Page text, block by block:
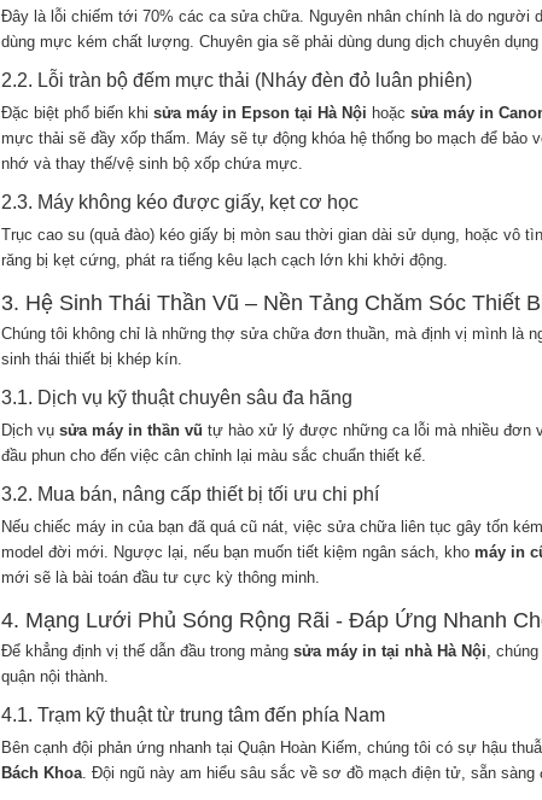
Đây là lỗi chiếm tới 70% các ca sửa chữa. Nguyên nhân chính là do người
dùng mực kém chất lượng. Chuyên gia sẽ phải dùng dung dịch chuyên
2.2. Lỗi tràn bộ đếm mực thải (Nháy đèn đỏ luân phiên)
Đặc biệt phổ biến khi sửa máy in Epson tại Hà Nội hoặc sửa máy in
mực thải sẽ đầy xốp thấm. Máy sẽ tự động khóa hệ thống bo mạch để bảo
nhớ và thay thế/vệ sinh bộ xốp chứa mực.
2.3. Máy không kéo được giấy, kẹt cơ học
Trục cao su (quả đào) kéo giấy bị mòn sau thời gian dài sử dụng, hoặc vô
răng bị kẹt cứng, phát ra tiếng kêu lạch cạch lớn khi khởi động.
3. Hệ Sinh Thái Thần Vũ – Nền Tảng Chăm Sóc Thiết
Chúng tôi không chỉ là những thợ sửa chữa đơn thuần, mà định vị mình là
sinh thái thiết bị khép kín.
3.1. Dịch vụ kỹ thuật chuyên sâu đa hãng
Dịch vụ sửa máy in thần vũ tự hào xử lý được những ca lỗi mà nhiều đơn
đầu phun cho đến việc cân chỉnh lại màu sắc chuẩn thiết kế.
3.2. Mua bán, nâng cấp thiết bị tối ưu chi phí
Nếu chiếc máy in của bạn đã quá cũ nát, việc sửa chữa liên tục gây tốn
model đời mới. Ngược lại, nếu bạn muốn tiết kiệm ngân sách, kho máy in
mới sẽ là bài toán đầu tư cực kỳ thông minh.
4. Mạng Lưới Phủ Sóng Rộng Rãi - Đáp Ứng Nhanh
Để khẳng định vị thế dẫn đầu trong mảng sửa máy in tại nhà Hà Nội,
quận nội thành.
4.1. Trạm kỹ thuật từ trung tâm đến phía Nam
Bên cạnh đội phản ứng nhanh tại Quận Hoàn Kiếm, chúng tôi có sự hậu
Bách Khoa. Đội ngũ này am hiểu sâu sắc về sơ đồ mạch điện tử, sẵn sàng